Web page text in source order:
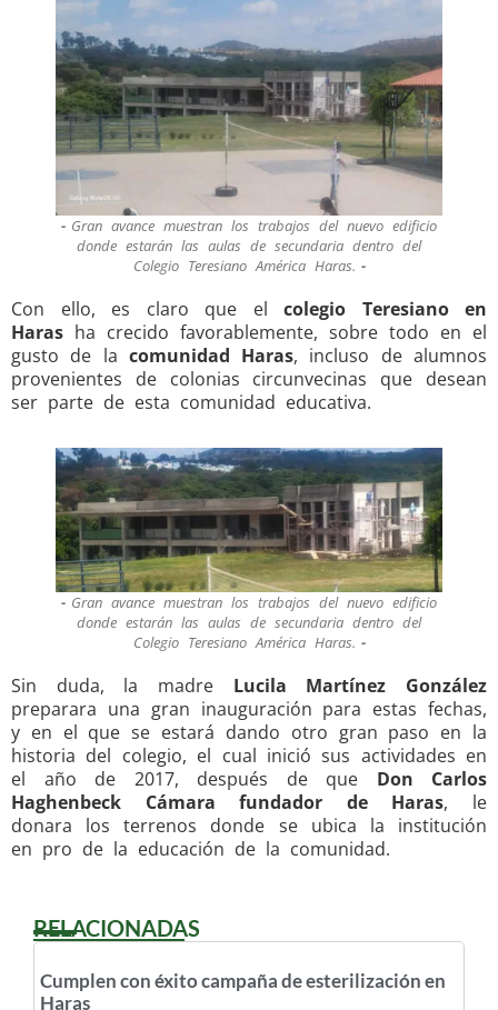
Gran avance muestran los trabajos del nuevo edificio
donde estarán las aulas de secundaria dentro del
Colegio Teresiano América Haras.
Con ello, es claro que el colegio Teresiano en
Haras ha crecido favorablemente, sobre todo en el
gusto de la comunidad Haras, incluso de alumnos
provenientes de colonias circunvecinas que desean
ser parte de esta comunidad educativa.
Gran avance muestran los trabajos del nuevo edificio
donde estarán las aulas de secundaria dentro del
Colegio Teresiano América Haras.
Sin duda, la madre Lucila Martínez González
preparara una gran inauguración para estas fechas,
y en el que se estará dando otro gran paso en la
historia del colegio, el cual inició sus actividades en
el año de 2017, después de que Don Carlos
Haghenbeck Cámara fundador de Haras, le
donara los terrenos donde se ubica la institución
en pro de la educación de la comunidad.
RELACIONADAS
Cumplen con éxito campaña de esterilización en
Haras